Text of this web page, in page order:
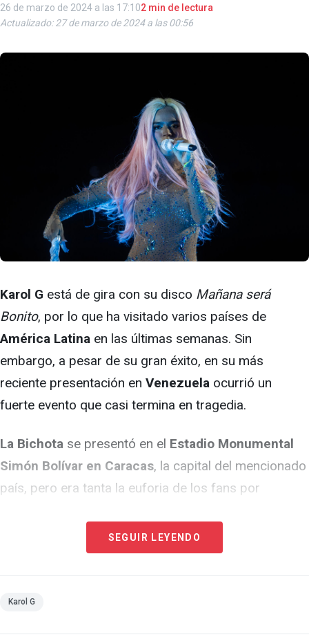
26 de marzo de 2024 a las 17:102 min de lectura
Actualizado: 27 de marzo de 2024 a las 00:56
Karol G está de gira con su disco Mañana será
Bonito, por lo que ha visitado varios países de
América Latina en las últimas semanas. Sin
embargo, a pesar de su gran éxito, en su más
reciente presentación en Venezuela ocurrió un
fuerte evento que casi termina en tragedia.
La Bichota se presentó en el Estadio Monumental
Simón Bolívar en Caracas, la capital del mencionado
país, pero era tanta la euforia de los fans por
SEGUIR LEYENDO
Karol G